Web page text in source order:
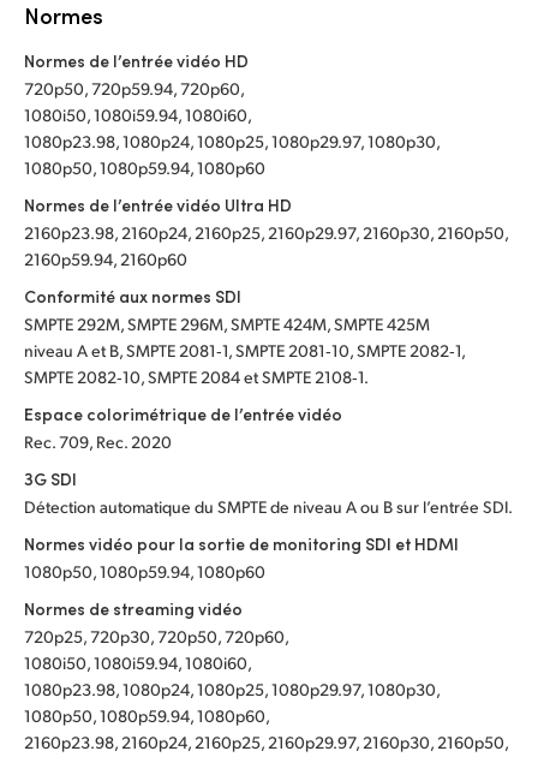
Normes
Normes de l’entrée vidéo HD
720p50, 720p59.94, 720p60,
1080i50, 1080i59.94, 1080i60,
1080p23.98, 1080p24, 1080p25, 1080p29.97, 1080p30,
1080p50, 1080p59.94, 1080p60
Normes de l’entrée vidéo Ultra HD
2160p23.98, 2160p24, 2160p25, 2160p29.97, 2160p30, 2160p50,
2160p59.94, 2160p60
Conformité aux normes SDI
SMPTE 292M, SMPTE 296M, SMPTE 424M, SMPTE 425M
niveau A et B, SMPTE 2081‑1, SMPTE 2081‑10, SMPTE 2082‑1,
SMPTE 2082‑10, SMPTE 2084 et SMPTE 2108‑1.
Espace colorimétrique de l’entrée vidéo
Rec. 709, Rec. 2020
3G SDI
Détection automatique du SMPTE de niveau A ou B sur l’entrée SDI.
Normes vidéo pour la sortie de monitoring SDI et HDMI
1080p50, 1080p59.94, 1080p60
Normes de streaming vidéo
720p25, 720p30, 720p50, 720p60,
1080i50, 1080i59.94, 1080i60,
1080p23.98, 1080p24, 1080p25, 1080p29.97, 1080p30,
1080p50, 1080p59.94, 1080p60,
2160p23.98, 2160p24, 2160p25, 2160p29.97, 2160p30, 2160p50,